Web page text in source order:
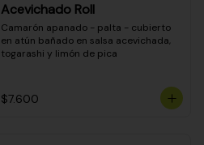
Acevichado Roll
Camarón apanado - palta - cubierto
en atún bañado en salsa acevichada,
togarashi y limón de pica
$7.600